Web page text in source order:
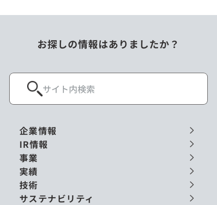
お探しの情報はありましたか？
企業情報
IR情報
事業
実績
技術
サステナビリティ